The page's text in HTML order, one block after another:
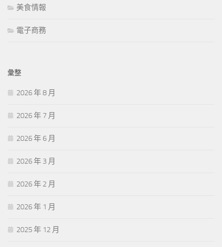
美食情報
電子商務
彙整
2026 年 8 月
2026 年 7 月
2026 年 6 月
2026 年 3 月
2026 年 2 月
2026 年 1 月
2025 年 12 月